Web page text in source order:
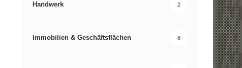
Handwerk 2
Immobilien & Geschäftsflächen 8